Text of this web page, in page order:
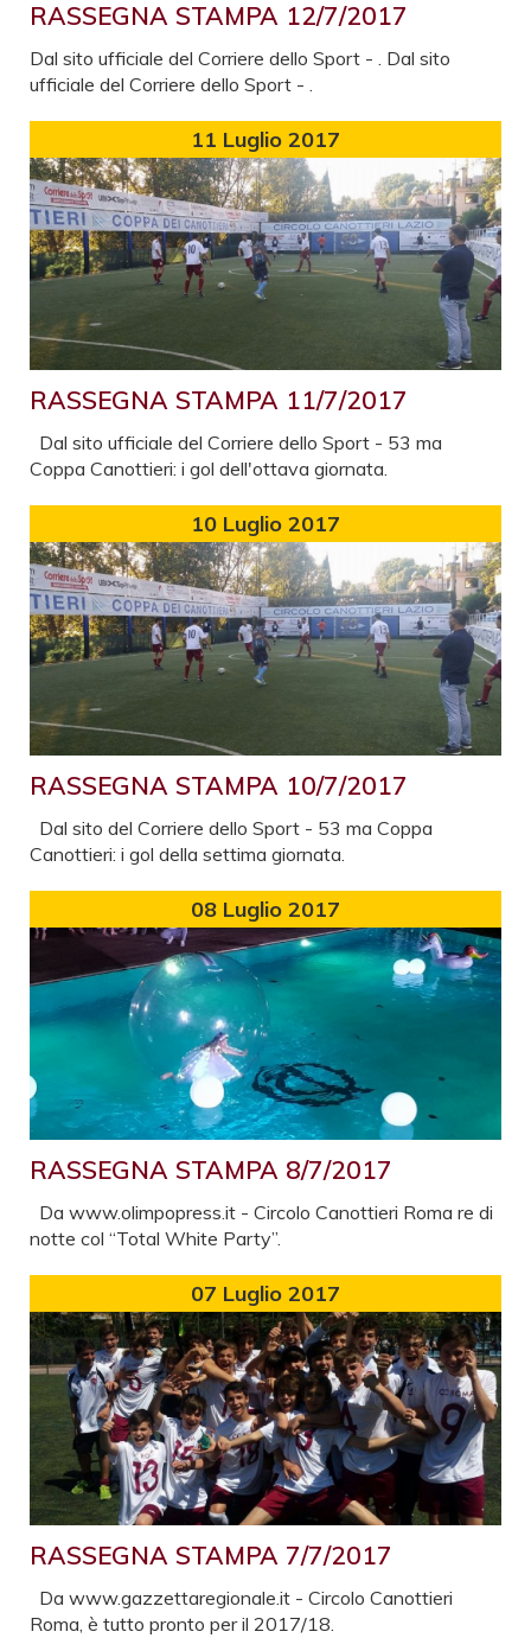
RASSEGNA STAMPA 12/7/2017
Dal sito ufficiale del Corriere dello Sport - . Dal sito
ufficiale del Corriere dello Sport - .
11 Luglio 2017
RASSEGNA STAMPA 11/7/2017
Dal sito ufficiale del Corriere dello Sport - 53 ma
Coppa Canottieri: i gol dell'ottava giornata.
10 Luglio 2017
RASSEGNA STAMPA 10/7/2017
Dal sito del Corriere dello Sport - 53 ma Coppa
Canottieri: i gol della settima giornata.
08 Luglio 2017
RASSEGNA STAMPA 8/7/2017
Da www.olimpopress.it - Circolo Canottieri Roma re di
notte col “Total White Party”.
07 Luglio 2017
RASSEGNA STAMPA 7/7/2017
Da www.gazzettaregionale.it - Circolo Canottieri
Roma, è tutto pronto per il 2017/18.